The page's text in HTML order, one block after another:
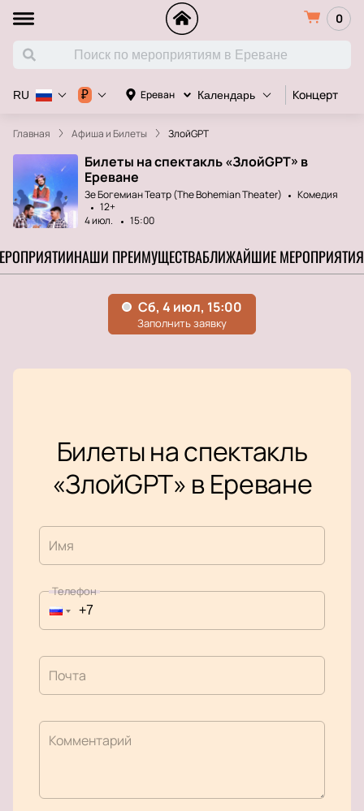
0
Ереван Календарь Концерт
RU ₽
Главная Афиша и Билеты ЗлойGPT
Билеты на спектакль «ЗлойGPT» в
Ереване
Зе Богемиан Театр (The Bohemian Theater)
Комедия
12+
4 июл.
15:00
НАШИ ПРЕИМУЩЕСТВАБЛИЖАЙШИЕ МЕРОПРИЯТИЯ
Билеты на спектакль
«ЗлойGPT» в Ереване
Имя
Телефон
Почта
Комментарий